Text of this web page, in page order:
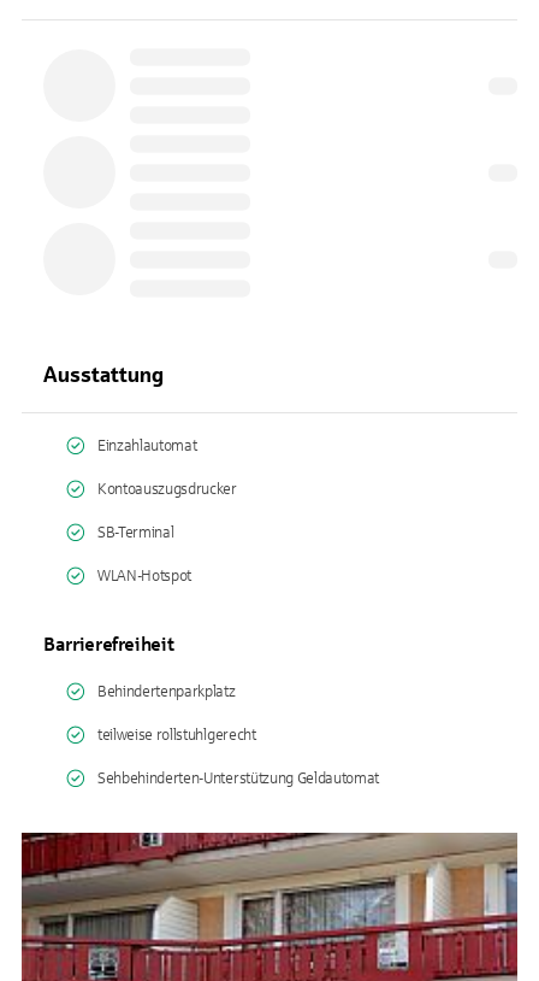
Ausstattung
Einzahlautomat
Kontoauszugsdrucker
SB-Terminal
WLAN-Hotspot
Barrierefreiheit
Behindertenparkplatz
teilweise rollstuhlgerecht
Sehbehinderten-Unterstützung Geldautomat